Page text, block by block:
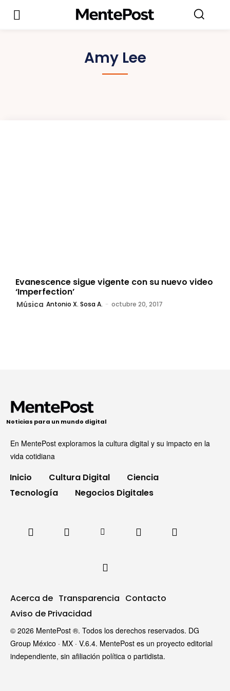
Amy Lee
Evanescence sigue vigente con su nuevo video
‘Imperfection’
Música Antonio X. Sosa A. - octubre 20, 2017
Noticias para un mundo digital
En MentePost exploramos la cultura digital y su impacto en la
vida cotidiana
Inicio Cultura Digital
Ciencia
Tecnología
Negocios Digitales
Acerca de Transparencia Contacto
Aviso de Privacidad
© 2026 MentePost ®. Todos los derechos reservados. DG
Group México · MX · V.6.4. MentePost es un proyecto editorial
independiente, sin afiliación política o partidista.